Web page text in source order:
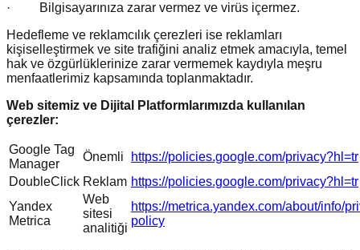
· Bilgisayarınıza zarar vermez ve virüs içermez.
Hedefleme ve reklamcılık çerezleri ise reklamları
kişiselleştirmek ve site trafiğini analiz etmek amacıyla, temel
hak ve özgürlüklerinize zarar vermemek kaydıyla meşru
menfaatlerimiz kapsamında toplanmaktadır.
Web sitemiz ve Dijital Platformlarımızda kullanılan
çerezler:
Google Tag
Manager
Önemli
https://policies.google.com/privacy?hl=tr
DoubleClick Reklam https://policies.google.com/privacy?hl=tr
Yandex
Metrica
Web
sitesi
analitiği
https://metrica.yandex.com/about/info/
policy